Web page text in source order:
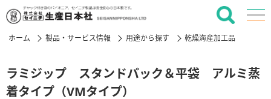
ホーム 製品・サービス情報 用途から探す 乾燥海産加工品
ラミジップ スタンドパック＆平袋 アルミ蒸
着タイプ（VMタイプ）